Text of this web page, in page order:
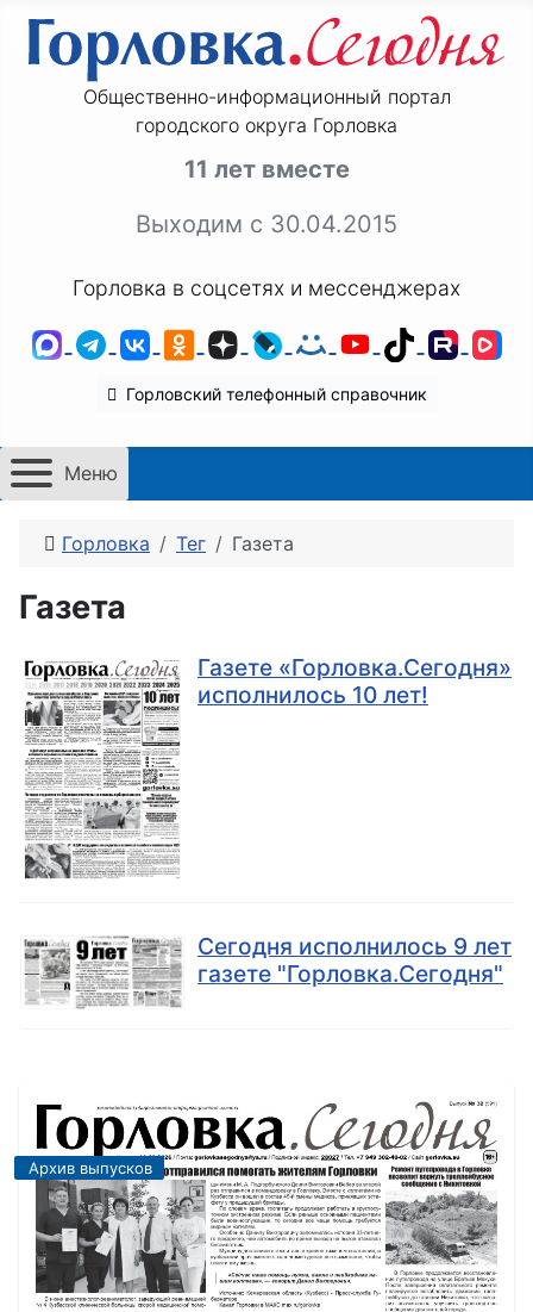
Общественно-информационный портал
городского округа Горловка
11 лет вместе
Выходим с 30.04.2015
Горловка в соцсетях и мессенджерах
MAXTelegram
ВКонтакте
Одноклассники
ДзенLiveJournal
Мой Мир
YouTube
TikTok
Горловский телефонный справочник
Меню
Горловка Тег Газета
Газета
Газете «Горловка.Сегодня»
исполнилось 10 лет!
Сегодня исполнилось 9 лет
газете "Горловка.Сегодня"
Архив выпусков